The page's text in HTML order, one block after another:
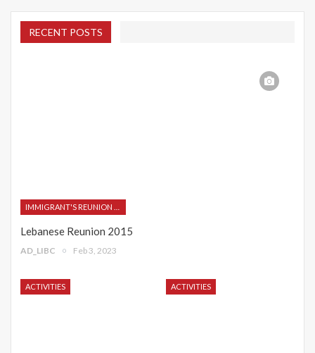
RECENT POSTS
Lebanese Reunion 2015
AD_LIBC Feb 3, 2023
ACTIVITIES ACTIVITIES